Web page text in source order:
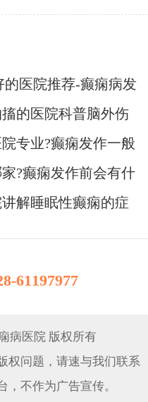
医院推荐-癫痫病发
的医院科普脑外伤
专业?癫痫发作一般
?癫痫发作前会有什
解睡眠性癫痫的症
61197977
病医院 版权所有
权问题，请速与我们联系
不作为广告宣传。